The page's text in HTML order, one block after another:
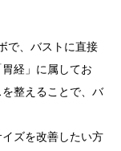
で、バストに直接
経」に属してお
整えることで、バ
ズを改善したい方